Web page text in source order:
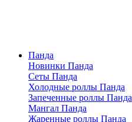
Панда
Новинки Панда
Сеты Панда
Холодные роллы Панда
Запеченные роллы Панда
Мангал Панда
Жаренные роллы Панда